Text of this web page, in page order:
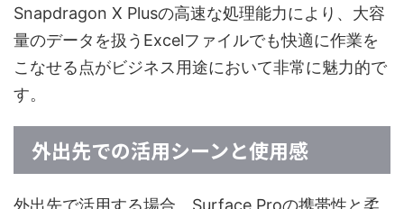
Snapdragon X Plusの高速な処理能力により、大容
量のデータを扱うExcelファイルでも快適に作業を
こなせる点がビジネス用途において非常に魅力的で
す。
外出先での活用シーンと使用感
外出先で活用する場合、Surface Proの携帯性と柔